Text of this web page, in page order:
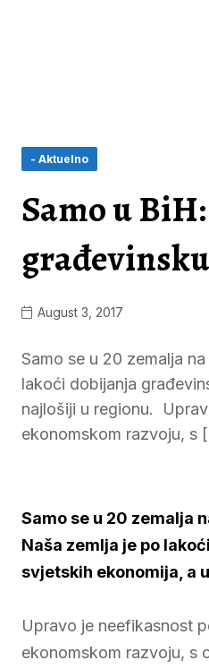
- Aktuelno
Samo u
August 3, 2017
Samo se u 20 zemalja
lakoći dobijanja
najlošiji u regionu.
ekonomskom razvoju, s
Samo se u 20 zemalja
Naša zemlja je po
svjetskih ekonomija, a
Upravo je neefikasnost
ekonomskom razvoju, s